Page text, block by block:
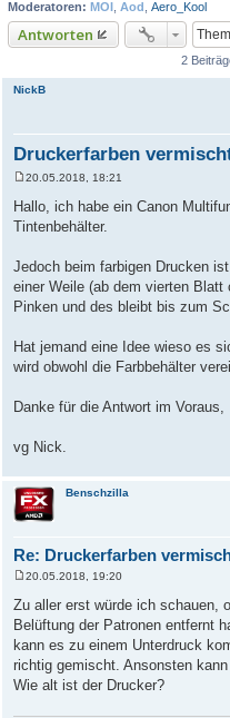
Moderatoren: MOI Aod Aero_Kool
Antworten
2
NickB
Druckerfarben
e
i
t
g
20.05.2018, 18:21
Hallo, ich habe ein Canon
Tintenbehälter.
Jedoch beim farbigen Drucken
einer Weile (ab dem vierten
Pinken und des bleibt bis zum
Hat jemand eine Idee wieso es
wird obwohl die Farbbehälter
Danke für die Antwort im Voraus,
vg Nick.
Benschzilla
Re: Druckerfarben
i
t
a
g
20.05.2018, 19:20
Zu aller erst würde ich schauen,
Belüftung der Patronen entfernt
kann es zu einem Unterdruck
richtig gemischt. Ansonsten
Wie alt ist der Drucker?